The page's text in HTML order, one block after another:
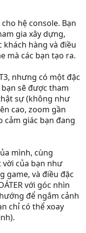
hệ console. Bạn
gia xây dựng,
khách hàng và điều
mà các bạn tạo ra.
nhưng có một đặc
sẽ được tham
sự (không như
cao, zoom gần
cảm giác bạn đang
mình, cùng
của bạn như
game, và điều đặc
với góc nhìn
để ngắm cảnh
chỉ có thể xoay